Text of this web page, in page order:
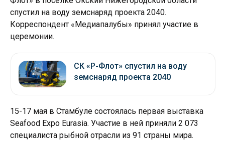
спустил на воду земснаряд проекта 2040.
Корреспондент «Медиапалубы» принял участие в
церемонии.
СК «Р-Флот» спустил на воду
земснаряд проекта 2040
15-17 мая в Стамбуле состоялась первая выставка
Seafood Expo Eurasia. Участие в ней приняли 2 073
специалиста рыбной отрасли из 91 страны мира.